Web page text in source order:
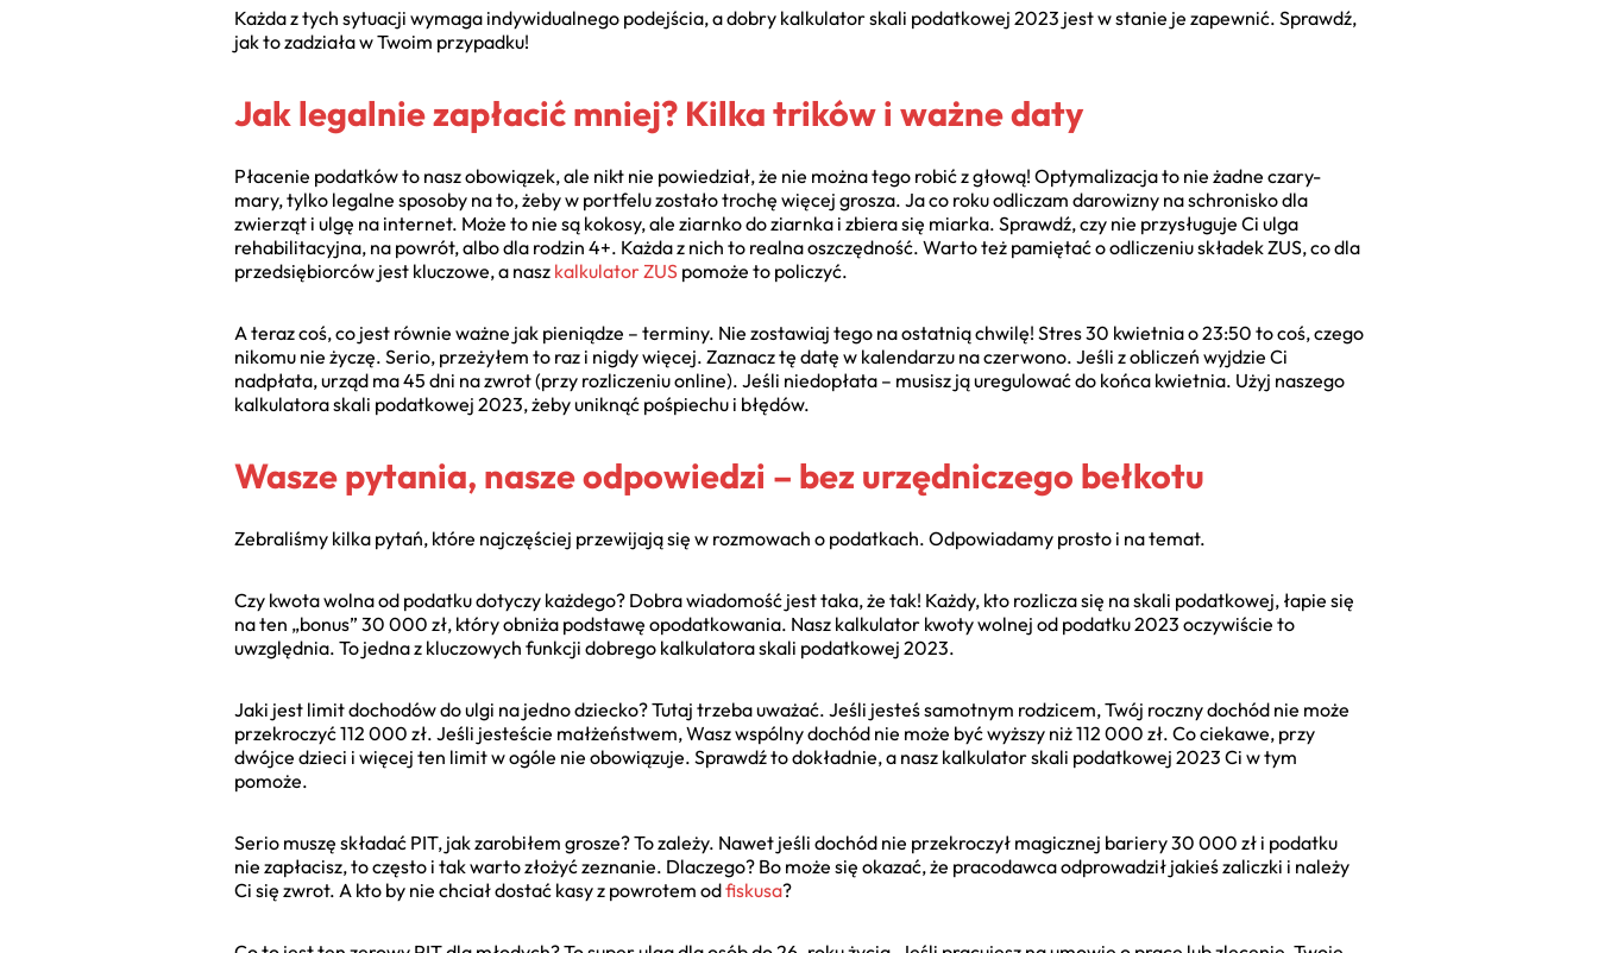
Każda z tych sytuacji wymaga indywidualnego podejścia, a dobry kalkulator skali podatkowej 2023 jest w stanie je zapewnić. Sprawdź,
jak to zadziała w Twoim przypadku!
Jak legalnie zapłacić mniej? Kilka trików i ważne daty
Płacenie podatków to nasz obowiązek, ale nikt nie powiedział, że nie można tego robić z głową! Optymalizacja to nie żadne czary-
mary, tylko legalne sposoby na to, żeby w portfelu zostało trochę więcej grosza. Ja co roku odliczam darowizny na schronisko dla
zwierząt i ulgę na internet. Może to nie są kokosy, ale ziarnko do ziarnka i zbiera się miarka. Sprawdź, czy nie przysługuje Ci ulga
rehabilitacyjna, na powrót, albo dla rodzin 4+. Każda z nich to realna oszczędność. Warto też pamiętać o odliczeniu składek ZUS, co dla
przedsiębiorców jest kluczowe, a nasz kalkulator ZUS pomoże to policzyć.
A teraz coś, co jest równie ważne jak pieniądze – terminy. Nie zostawiaj tego na ostatnią chwilę! Stres 30 kwietnia o 23:50 to coś, czego
nikomu nie życzę. Serio, przeżyłem to raz i nigdy więcej. Zaznacz tę datę w kalendarzu na czerwono. Jeśli z obliczeń wyjdzie Ci
nadpłata, urząd ma 45 dni na zwrot (przy rozliczeniu online). Jeśli niedopłata – musisz ją uregulować do końca kwietnia. Użyj naszego
kalkulatora skali podatkowej 2023, żeby uniknąć pośpiechu i błędów.
Wasze pytania, nasze odpowiedzi – bez urzędniczego bełkotu
Zebraliśmy kilka pytań, które najczęściej przewijają się w rozmowach o podatkach. Odpowiadamy prosto i na temat.
Czy kwota wolna od podatku dotyczy każdego? Dobra wiadomość jest taka, że tak! Każdy, kto rozlicza się na skali podatkowej, łapie się
na ten „bonus” 30 000 zł, który obniża podstawę opodatkowania. Nasz kalkulator kwoty wolnej od podatku 2023 oczywiście to
uwzględnia. To jedna z kluczowych funkcji dobrego kalkulatora skali podatkowej 2023.
Jaki jest limit dochodów do ulgi na jedno dziecko? Tutaj trzeba uważać. Jeśli jesteś samotnym rodzicem, Twój roczny dochód nie może
przekroczyć 112 000 zł. Jeśli jesteście małżeństwem, Wasz wspólny dochód nie może być wyższy niż 112 000 zł. Co ciekawe, przy
dwójce dzieci i więcej ten limit w ogóle nie obowiązuje. Sprawdź to dokładnie, a nasz kalkulator skali podatkowej 2023 Ci w tym
pomoże.
Serio muszę składać PIT, jak zarobiłem grosze? To zależy. Nawet jeśli dochód nie przekroczył magicznej bariery 30 000 zł i podatku
nie zapłacisz, to często i tak warto złożyć zeznanie. Dlaczego? Bo może się okazać, że pracodawca odprowadził jakieś zaliczki i należy
Ci się zwrot. A kto by nie chciał dostać kasy z powrotem odfiskusa?